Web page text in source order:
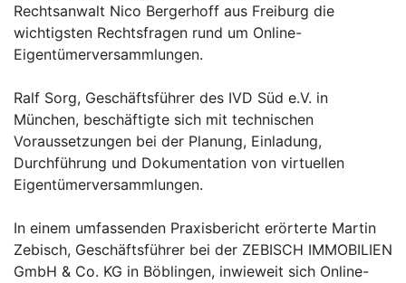
Rechtsanwalt Nico Bergerhoff aus Freiburg die
wichtigsten Rechtsfragen rund um Online-
Eigentümerversammlungen.
Ralf Sorg, Geschäftsführer des IVD Süd e.V. in
München, beschäftigte sich mit technischen
Voraussetzungen bei der Planung, Einladung,
Durchführung und Dokumentation von virtuellen
Eigentümerversammlungen.
In einem umfassenden Praxisbericht erörterte Martin
Zebisch, Geschäftsführer bei der ZEBISCH IMMOBILIEN
GmbH & Co. KG in Böblingen, inwieweit sich Online-